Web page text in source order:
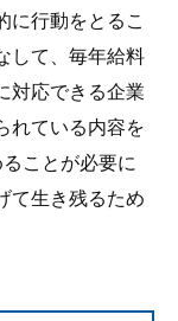
に行動をとるこ
して、毎年給料
対応できる企業
れている内容を
ことが必要に
て生き残るため